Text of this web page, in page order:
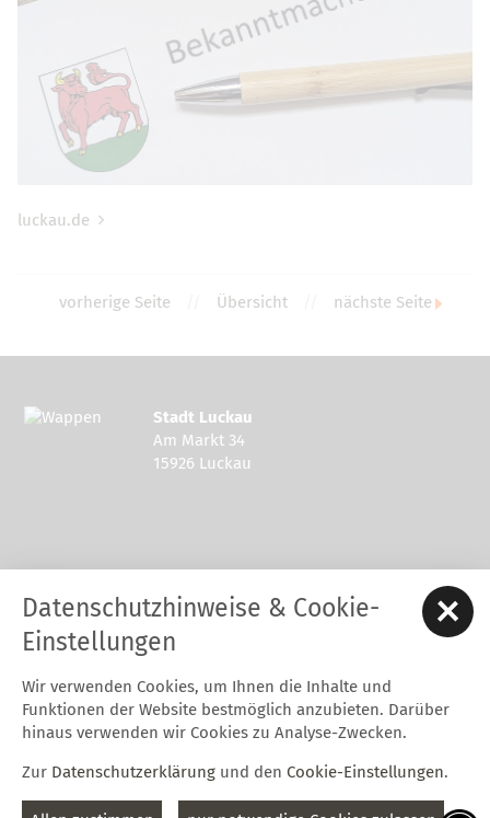
luckau.de
vorherige Seite Übersicht nächste Seite
Stadt Luckau
Am Markt 34
15926 Luckau
Tel.: 03544 - 594 0
Fax: 03544 - 2948
E-Mail:stadt@luckau.de
Start Karriere Kontakt Datenschutz
Impressum
Barrierefreiheitserklärung
Intern
Datenschutzhinweise & Cookie-
Einstellungen
Wir verwenden Cookies, um Ihnen die Inhalte und
Funktionen der Website bestmöglich anzubieten. Darüber
hinaus verwenden wir Cookies zu Analyse-Zwecken.
Zur Datenschutzerklärung und den Cookie-Einstellungen.